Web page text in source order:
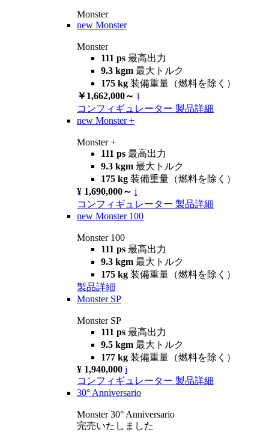
Monster
new Monster
Monster
111 ps 最高出力
9.3 kgm 最大トルク
175 kg 装備重量（燃料を除く）
￥1,662,000～ i
コンフィギュレーター 製品詳細
new Monster +
Monster +
111 ps 最高出力
9.3 kgm 最大トルク
175 kg 装備重量（燃料を除く）
¥ 1,690,000～ i
コンフィギュレーター 製品詳細
new Monster 100
Monster 100
111 ps 最高出力
9.3 kgm 最大トルク
175 kg 装備重量（燃料を除く）
製品詳細
Monster SP
Monster SP
111 ps 最高出力
9.5 kgm 最大トルク
177 kg 装備重量（燃料を除く）
¥ 1,940,000 i
コンフィギュレーター 製品詳細
30° Anniversario
Monster 30° Anniversario
完売いたしました